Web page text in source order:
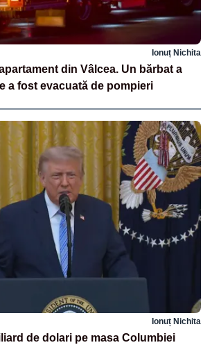
Ionuț Nichita
din Vâlcea. Un bărbat a
a fost evacuată de pompieri
Ionuț Nichita
de dolari pe masa Columbiei